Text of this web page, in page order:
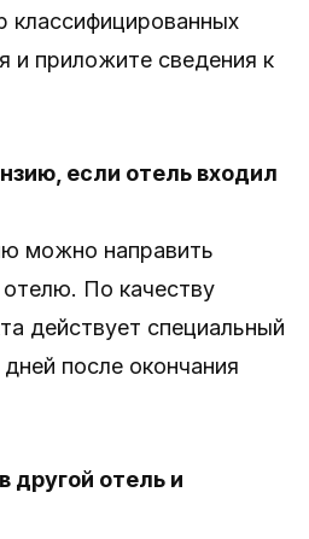
классифицированных
и приложите сведения к
если отель входил
можно направить
По качеству
действует специальный
после окончания
другой отель и